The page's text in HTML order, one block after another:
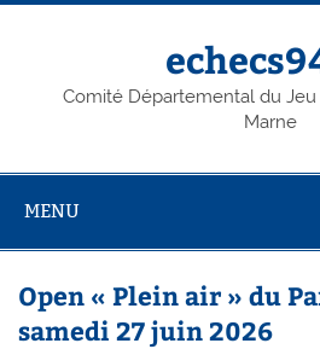
Skip
Comité Départemental du Jeu
Marne
MENU
Open « Plein air » du
samedi 27 juin 2026